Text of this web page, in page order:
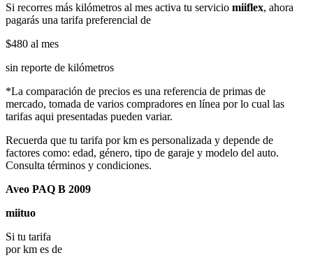
Si recorres más kilómetros al mes activa tu servicio miiflex, ahora
pagarás una tarifa preferencial de
$480 al mes
sin reporte de kilómetros
*La comparación de precios es una referencia de primas de
mercado, tomada de varios compradores en línea por lo cual las
tarifas aqui presentadas pueden variar.
Recuerda que tu tarifa por km es personalizada y depende de
factores como: edad, género, tipo de garaje y modelo del auto.
Consulta términos y condiciones.
Aveo PAQ B 2009
miituo
Si tu tarifa
por km es de